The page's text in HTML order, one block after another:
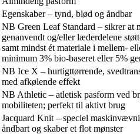
Egenskaber – tynd, blød og åndbar
NB Green Leaf Standard – sikrer at
genanvendt og/eller læderdelene
samt mindst ét materiale i mellem-
minimum 3% bio-baseret eller 5%
NB Ice X – hurtigttørrende,
med afkølende effekt
NB Athletic – atletisk pasform ved
mobiliteten; perfekt til aktivt brug
Jacquard Knit – speciel
åndbart og skaber et flot mønster